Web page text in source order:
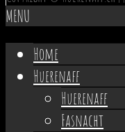
MENU
Home
Huerenaff
Huerenaff
Fasnacht